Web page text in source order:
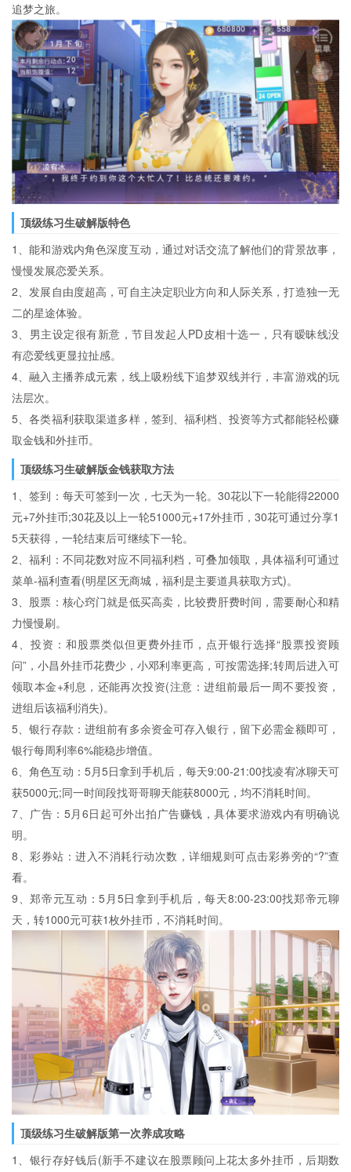
追梦之旅。
顶级练习生破解版特色
1、能和游戏内角色深度互动，通过对话交流了解他们的背景故事，
慢慢发展恋爱关系。
2、发展自由度超高，可自主决定职业方向和人际关系，打造独一无
二的星途体验。
3、男主设定很有新意，节目发起人PD皮相十选一，只有暧昧线没
有恋爱线更显拉扯感。
4、融入主播养成元素，线上吸粉线下追梦双线并行，丰富游戏的玩
法层次。
5、各类福利获取渠道多样，签到、福利档、投资等方式都能轻松赚
取金钱和外挂币。
顶级练习生破解版金钱获取方法
1、签到：每天可签到一次，七天为一轮。30花以下一轮能得22000
元+7外挂币;30花及以上一轮51000元+17外挂币，30花可通过分享1
5天获得，一轮结束后可继续下一轮。
2、福利：不同花数对应不同福利档，可叠加领取，具体福利可通过
菜单-福利查看(明星区无商城，福利是主要道具获取方式)。
3、股票：核心窍门就是低买高卖，比较费肝费时间，需要耐心和精
力慢慢刷。
4、投资：和股票类似但更费外挂币，点开银行选择“股票投资顾
问”，小昌外挂币花费少，小邓利率更高，可按需选择;转周后进入可
领取本金+利息，还能再次投资(注意：进组前最后一周不要投资，
进组后该福利消失)。
5、银行存款：进组前有多余资金可存入银行，留下必需金额即可，
银行每周利率6%能稳步增值。
6、角色互动：5月5日拿到手机后，每天9:00-21:00找凌宥冰聊天可
获5000元;同一时间段找哥哥聊天能获8000元，均不消耗时间。
7、广告：5月6日起可外出拍广告赚钱，具体要求游戏内有明确说
明。
8、彩券站：进入不消耗行动次数，详细规则可点击彩券旁的“?”查
看。
9、郑帝元互动：5月5日拿到手机后，每天8:00-23:00找郑帝元聊
天，转1000元可获1枚外挂币，不消耗时间。
顶级练习生破解版第一次养成攻略
1、银行存好钱后(新手不建议在股票顾问上花太多外挂币，后期数